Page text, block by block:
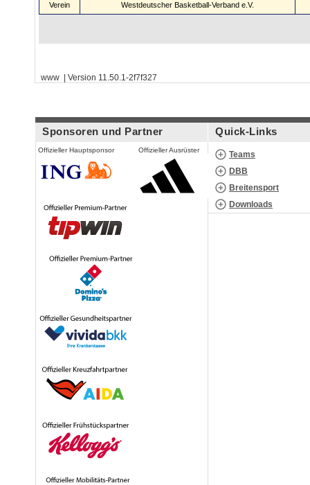
Verein Westdeutscher Basketball-Verband e.V.
www | Version 11.50.1-2f7f327
Sponsoren und Partner
Offizieller Hauptsponsor Offizieller Ausrüster
Quick-Links
Teams
DBB
Breitensport
Downloads